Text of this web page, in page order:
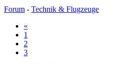
Forum - Technik & Flugzeuge
«
1
2
3